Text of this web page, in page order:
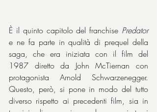
È il quinto capitolo del franchise Predator
e ne fa parte in qualità di prequel della
saga, che era iniziata con il film del
1987 diretto da John McTiernan con
protagonista Arnold Schwarzenegger.
Questo, però, si pone in modo del tutto
diverso rispetto ai precedenti film, sia in